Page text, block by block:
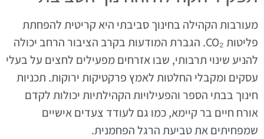
מעורבות הקהילה בחינוך סביבתי היא קריטית להפחתת
פליטות CO₂. הגברת המודעות בקרב הציבור הרחב יכולה
להניע שינוי תרבותי, שבו אזרחים מפעילים לחצים על בעלי
עסקים ומקבלי החלטות לאמץ פרקטיקות ירוקות. תכניות
חינוך בבתי הספר והפעילויות הקהילתיות יכולות לקדם
אורח חיים בר קיימא, כמו גם לעודד צעדים אישיים
שמפחיתים את טביעת הרגל הפחמנית.